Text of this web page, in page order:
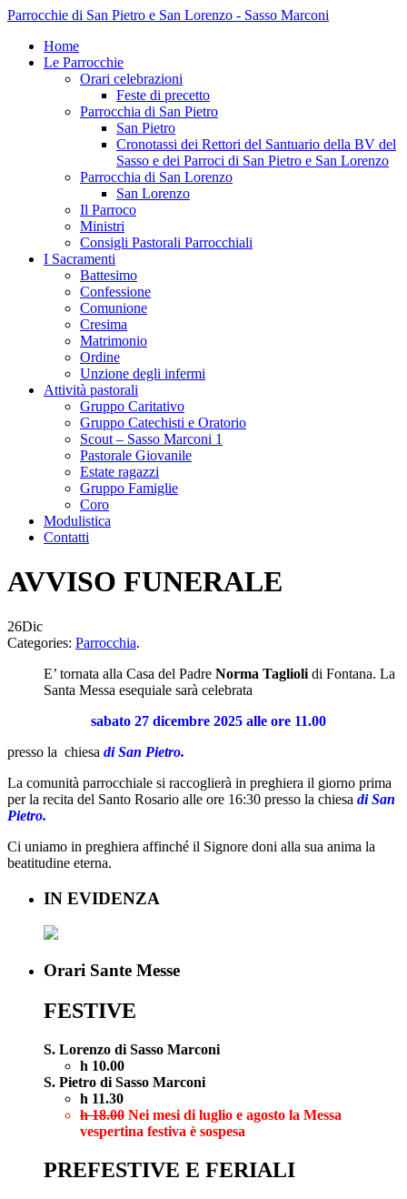
Parrocchie di San Pietro e San Lorenzo - Sasso Marconi
Home
Le Parrocchie
Orari celebrazioni
Feste di precetto
Parrocchia di San Pietro
San Pietro
Cronotassi dei Rettori del Santuario della BV del
Sasso e dei Parroci di San Pietro e San Lorenzo
Parrocchia di San Lorenzo
San Lorenzo
Il Parroco
Ministri
Consigli Pastorali Parrocchiali
I Sacramenti
Battesimo
Confessione
Comunione
Cresima
Matrimonio
Ordine
Unzione degli infermi
Attività pastorali
Gruppo Caritativo
Gruppo Catechisti e Oratorio
Scout – Sasso Marconi 1
Pastorale Giovanile
Estate ragazzi
Gruppo Famiglie
Coro
Modulistica
Contatti
AVVISO FUNERALE
26Dic
Categories: Parrocchia.
E’ tornata alla Casa del Padre Norma Taglioli di Fontana. La
Santa Messa esequiale sarà celebrata
sabato 27 dicembre 2025 alle ore 11.00
presso la chiesa di San Pietro.
La comunità parrocchiale si raccoglierà in preghiera il giorno prima
per la recita del Santo Rosario alle ore 16:30 presso la chiesa di San
Pietro.
Ci uniamo in preghiera affinché il Signore doni alla sua anima la
beatitudine eterna.
IN EVIDENZA
Orari Sante Messe
FESTIVE
S. Lorenzo di Sasso Marconi
h 10.00
S. Pietro di Sasso Marconi
h 11.30
h 18.00 Nei mesi di luglio e agosto la Messa
vespertina festiva è sospesa
PREFESTIVE E FERIALI